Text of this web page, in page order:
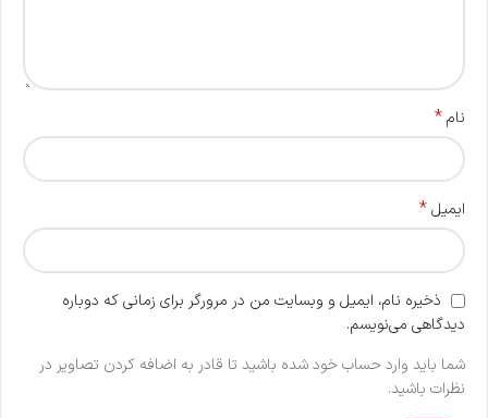
نام*
ایمیل*
ذخیره نام، ایمیل و وبسایت من در مرورگر برای زمانی که دوباره
دیدگاهی می‌نویسم.
شما باید وارد حساب خود شده باشید تا قادر به اضافه کردن تصاویر در
نظرات باشید.